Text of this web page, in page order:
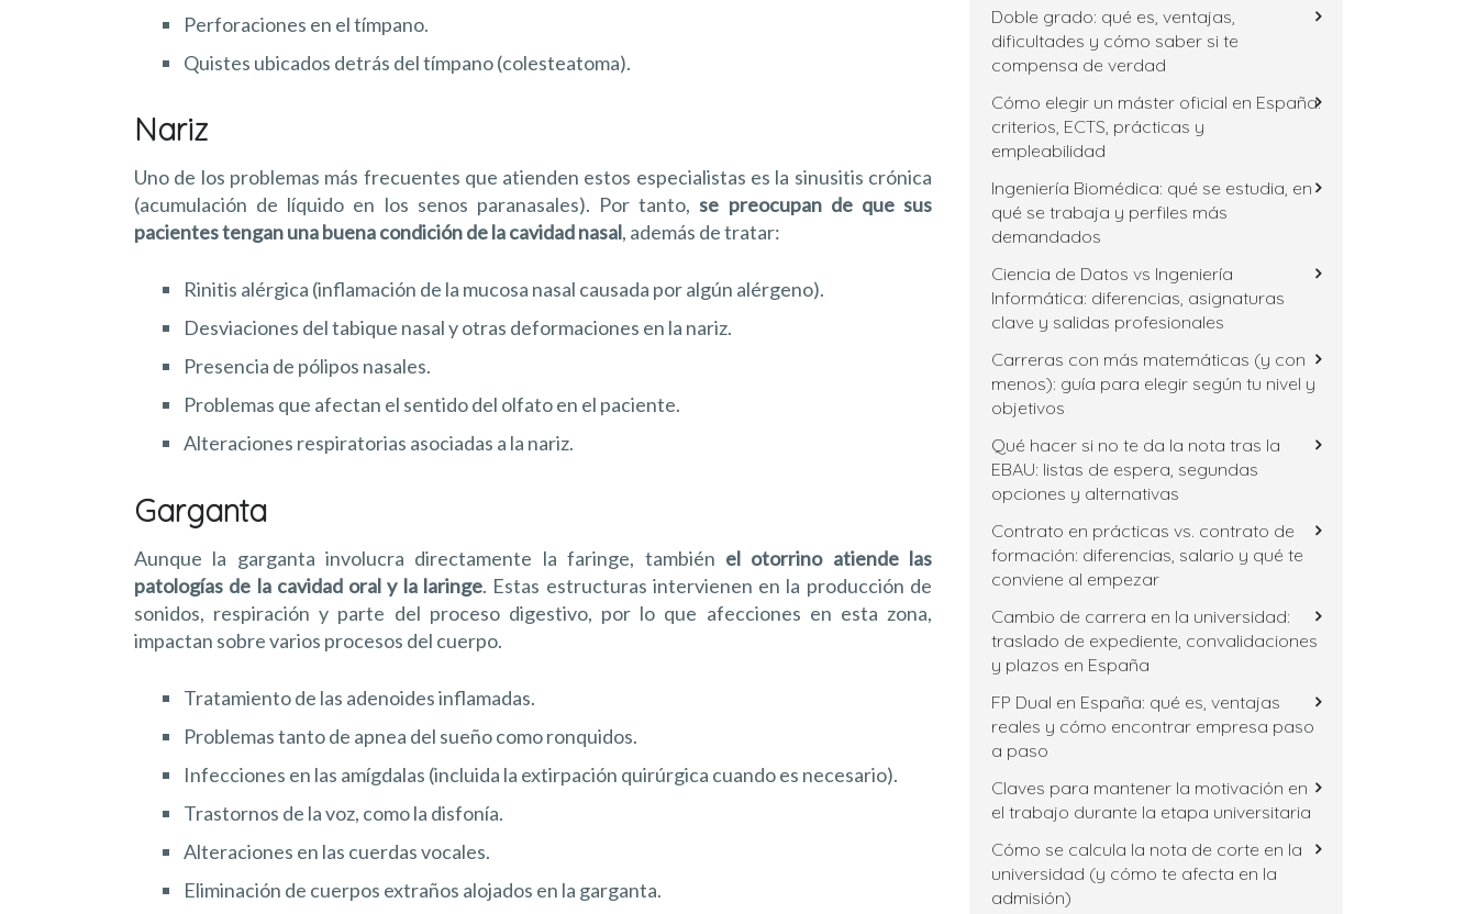
Perforaciones en el tímpano.
Quistes ubicados detrás del tímpano (colesteatoma).
Nariz
Uno de los problemas más frecuentes que atienden estos especialistas es la sinusitis crónica
(acumulación de líquido en los senos paranasales). Por tanto,se preocupan de que sus
pacientes tengan una buena condición de la cavidad nasal, además de tratar:
Rinitis alérgica (inflamación de la mucosa nasal causada por algún alérgeno).
Desviaciones del tabique nasal y otras deformaciones en la nariz.
Presencia de pólipos nasales.
Problemas que afectan el sentido del olfato en el paciente.
Alteraciones respiratorias asociadas a la nariz.
Garganta
Aunque la garganta involucra directamente la faringe, también el otorrino atiende las
patologías de la cavidad oral y la laringe. Estas estructuras intervienen en la producción de
sonidos, respiración y parte del proceso digestivo, por lo que afecciones en esta zona,
impactan sobre varios procesos del cuerpo.
Tratamiento de las adenoides inflamadas.
Problemas tanto de apnea del sueño como ronquidos.
Infecciones en las amígdalas (incluida la extirpación quirúrgica cuando es necesario).
Trastornos de la voz, como la disfonía.
Alteraciones en las cuerdas vocales.
Eliminación de cuerpos extraños alojados en la garganta.
Doble grado: qué es, ventajas,
dificultades y cómo saber si te
compensa de verdad
Cómo elegir un máster oficial en España:
criterios, ECTS, prácticas y
empleabilidad
Ingeniería Biomédica: qué se estudia, en
qué se trabaja y perfiles más
demandados
Ciencia de Datos vs Ingeniería
Informática: diferencias, asignaturas
clave y salidas profesionales
Carreras con más matemáticas (y con
menos): guía para elegir según tu nivel y
objetivos
Qué hacer si no te da la nota tras la
EBAU: listas de espera, segundas
opciones y alternativas
Contrato en prácticas vs. contrato de
formación: diferencias, salario y qué te
conviene al empezar
Cambio de carrera en la universidad:
traslado de expediente, convalidaciones
y plazos en España
FP Dual en España: qué es, ventajas
reales y cómo encontrar empresa paso
a paso
Claves para mantener la motivación en
el trabajo durante la etapa universitaria
Cómo se calcula la nota de corte en la
universidad (y cómo te afecta en la
admisión)